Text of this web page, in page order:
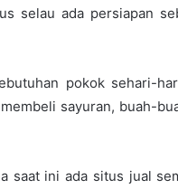
selau ada persiapan
pokok sehari-
sayuran, buah-
saat ini ada situs jual